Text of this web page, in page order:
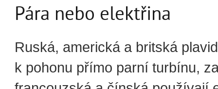
Pára nebo elektřina
Ruská, americká a britská
k pohonu přímo parní turbínu,